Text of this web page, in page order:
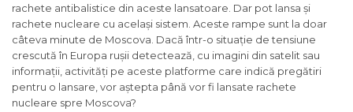
rachete antibalistice din aceste lansatoare. Dar pot lansa și
rachete nucleare cu același sistem. Aceste rampe sunt la doar
câteva minute de Moscova. Dacă într-o situație de tensiune
crescută în Europa rușii detectează, cu imagini din satelit sau
informații, activități pe aceste platforme care indică pregătiri
pentru o lansare, vor aștepta până vor fi lansate rachete
nucleare spre Moscova?